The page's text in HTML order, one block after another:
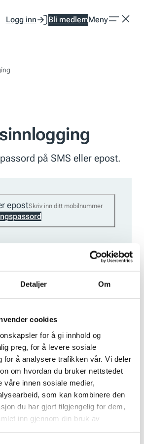
Detaljer Om
cookies
for å gi innhold og
preg, for å levere sosiale
for å analysere trafikken vår. Vi deler
om hvordan du bruker nettstedet
våre innen sosiale medier,
som kan kombinere den
du har gjort tilgjengelig for dem,
inn gjennom din bruk av
Logg inn Bli medlemMeny
på SMS eller epost.
epost
med de viktigste nyhetene
moderne ledelse. Meld deg
og få tips, råd og
styrker deg i rollen som